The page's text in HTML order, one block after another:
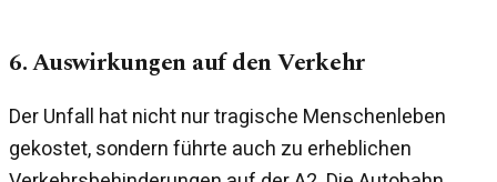
6. Auswirkungen auf den Verkehr
Der Unfall hat nicht nur tragische Menschenleben
gekostet, sondern führte auch zu erheblichen